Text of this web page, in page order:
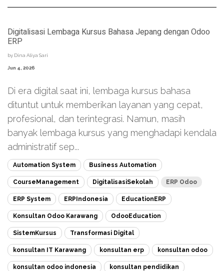
Digitalisasi Lembaga Kursus Bahasa Jepang dengan Odoo
ERP
by Dina Aliya Sari
Jun 4, 2026
Di era digital saat ini, lembaga kursus bahasa
dituntut untuk memberikan layanan yang cepat,
profesional, dan terintegrasi. Namun, masih
banyak lembaga kursus yang menghadapi kendala
administratif sep...
Automation System Business Automation
CourseManagement DigitalisasiSekolah ERP Odoo
ERP System ERPIndonesia EducationERP
Konsultan Odoo Karawang OdooEducation
SistemKursus Transformasi Digital
konsultan IT Karawang konsultan erp konsultan odoo
konsultan odoo indonesia konsultan pendidikan